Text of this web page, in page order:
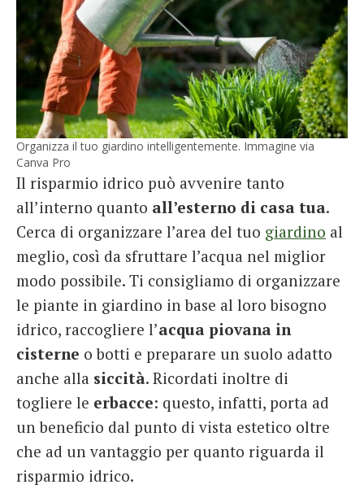
Organizza il tuo giardino intelligentemente. Immagine via
Canva Pro
Il risparmio idrico può avvenire tanto
all’interno quanto all’esterno di casa tua.
Cerca di organizzare l’area del tuo giardino al
meglio, così da sfruttare l’acqua nel miglior
modo possibile. Ti consigliamo di organizzare
le piante in giardino in base al loro bisogno
idrico, raccogliere l’acqua piovana in
cisterne o botti e preparare un suolo adatto
anche alla siccità. Ricordati inoltre di
togliere le erbacce: questo, infatti, porta ad
un beneficio dal punto di vista estetico oltre
che ad un vantaggio per quanto riguarda il
risparmio idrico.